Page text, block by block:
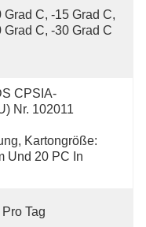
Grad C, -15 Grad C,
Grad C, -30 Grad C
CPSIA-
Nr. 102011
Kartongröße:
Und 20 PC In
Tag